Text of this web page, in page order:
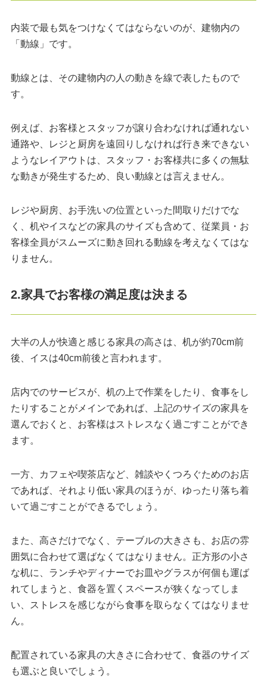
内装で最も気をつけなくてはならないのが、建物内の
「動線」です。
動線とは、その建物内の人の動きを線で表したもので
す。
例えば、お客様とスタッフが譲り合わなければ通れない
通路や、レジと厨房を遠回りしなければ行き来できない
ようなレイアウトは、スタッフ・お客様共に多くの無駄
な動きが発生するため、良い動線とは言えません。
レジや厨房、お手洗いの位置といった間取りだけでな
く、机やイスなどの家具のサイズも含めて、従業員・お
客様全員がスムーズに動き回れる動線を考えなくてはな
りません。
2.家具でお客様の満足度は決まる
大半の人が快適と感じる家具の高さは、机が約70cm前
後、イスは40cm前後と言われます。
店内でのサービスが、机の上で作業をしたり、食事をし
たりすることがメインであれば、上記のサイズの家具を
選んでおくと、お客様はストレスなく過ごすことができ
ます。
一方、カフェや喫茶店など、雑談やくつろぐためのお店
であれば、それより低い家具のほうが、ゆったり落ち着
いて過ごすことができるでしょう。
また、高さだけでなく、テーブルの大きさも、お店の雰
囲気に合わせて選ばなくてはなりません。正方形の小さ
な机に、ランチやディナーでお皿やグラスが何個も運ば
れてしまうと、食器を置くスペースが狭くなってしま
い、ストレスを感じながら食事を取らなくてはなりませ
ん。
配置されている家具の大きさに合わせて、食器のサイズ
も選ぶと良いでしょう。